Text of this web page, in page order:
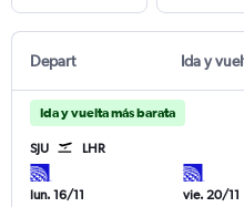
Depart Ida y
Ida y vuelta más barata
SJU LHR
lun. 16/11
vie. 20/11